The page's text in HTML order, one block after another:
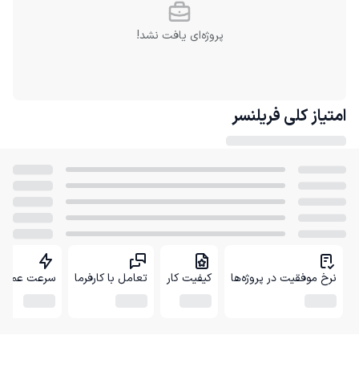
پروژه‌ای یافت نشد!
امتیاز کلی فریلنسر
نرخ موفقیت در پروژه‌ها کیفیت کار تعامل با کارفرما سرعت عمل